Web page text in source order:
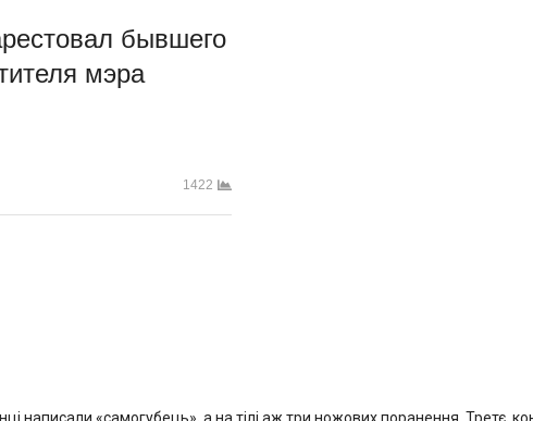
бывшего
мэра
1422